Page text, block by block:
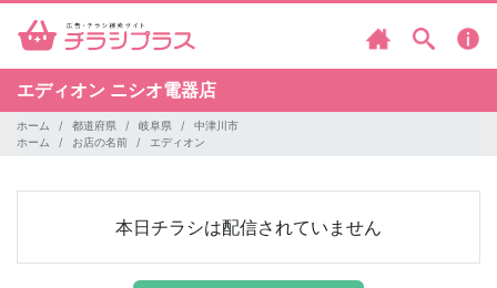
エディオン ニシオ電器店
ホーム 都道府県 岐阜県
中津川市
ホーム
お店の名前 エディオン
本日チラシは配信されていません